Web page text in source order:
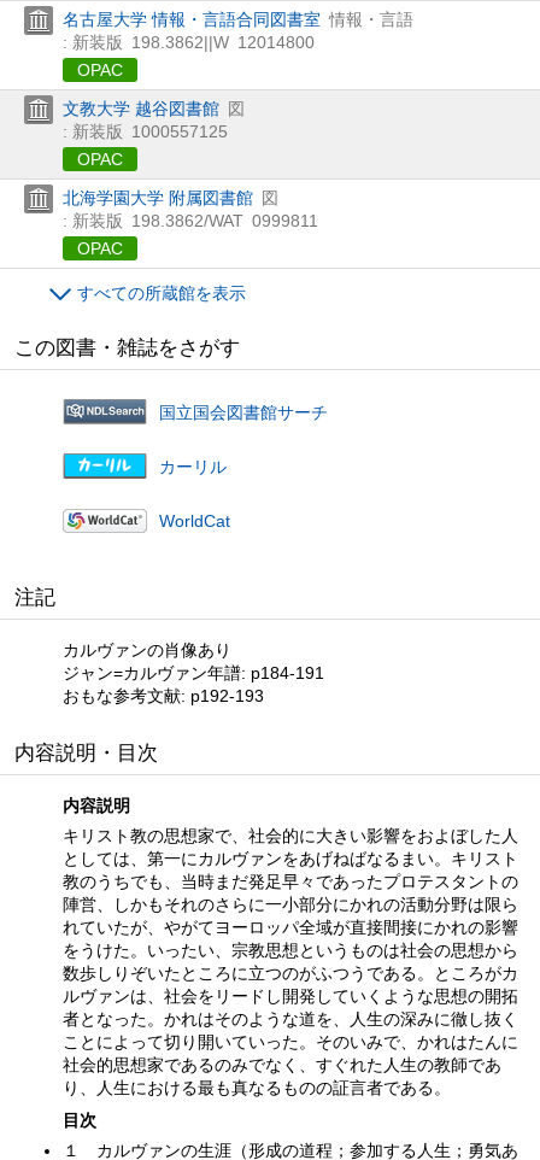
名古屋大学 情報・言語合同図書室 情報・言語
: 新装版 198.3862||W 12014800
OPAC
文教大学 越谷図書館 図
: 新装版 1000557125
OPAC
北海学園大学 附属図書館 図
: 新装版 198.3862/WAT 0999811
OPAC
すべての所蔵館を表示
この図書・雑誌をさがす
国立国会図書館サーチ
カーリル
WorldCat
注記
カルヴァンの肖像あり
ジャン=カルヴァン年譜: p184-191
おもな参考文献: p192-193
内容説明・目次
内容説明
キリスト教の思想家で、社会的に大きい影響をおよぼした人
としては、第一にカルヴァンをあげねばなるまい。キリスト
教のうちでも、当時まだ発足早々であったプロテスタントの
陣営、しかもそれのさらに一小部分にかれの活動分野は限ら
れていたが、やがてヨーロッパ全域が直接間接にかれの影響
をうけた。いったい、宗教思想というものは社会の思想から
数歩しりぞいたところに立つのがふつうである。ところがカ
ルヴァンは、社会をリードし開発していくような思想の開拓
者となった。かれはそのような道を、人生の深みに徹し抜く
ことによって切り開いていった。そのいみで、かれはたんに
社会的思想家であるのみでなく、すぐれた人生の教師であ
り、人生における最も真なるものの証言者である。
目次
１ カルヴァンの生涯（形成の道程；参加する人生；勇気あ